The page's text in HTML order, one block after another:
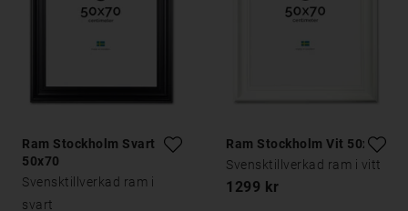
Ram Stockholm Svart
50x70
Svensktillverkad ram i
svart
Ram Stockholm Vit 50x70
Svensktillverkad ram i vitt
1299 kr